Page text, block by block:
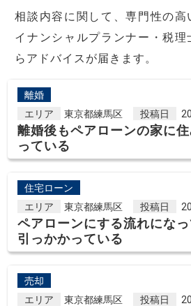
相談内容に関して、専門性の高
イナンシャルプランナー・税
らアドバイスが届きます。
離婚
エリア
東京都練馬区 投稿日
離婚後もペアローンの家に
っている
住宅ローン
エリア
東京都練馬区 投稿日
ペアローンにする流れにな
引っかかっている
売却
エリア
東京都練馬区 投稿日